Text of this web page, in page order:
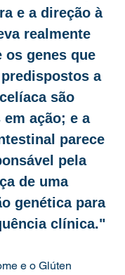
e a direção à
realmente
os genes que
a
são
ação; e a
parece
pela
de uma
genética para
clínica."
e o Glúten